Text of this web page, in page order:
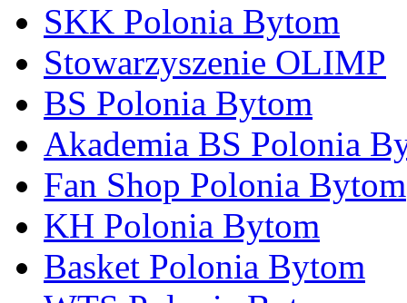
SKK Polonia Bytom
Stowarzyszenie OLIMP
BS Polonia Bytom
Akademia BS Polonia
Fan Shop Polonia Bytom
KH Polonia Bytom
Basket Polonia Bytom